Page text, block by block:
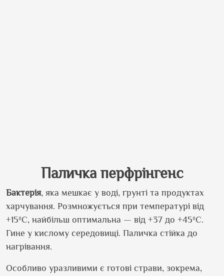
Паличка перфрінгенс
Бактерія, яка мешкає у воді, ґрунті та продуктах
харчування. Розмножується при температурі від
+15ºС, найбільш оптимальна — від +37 до +45ºС.
Гине у кислому середовищі. Паличка стійка до
нагрівання.
Особливо уразливими є готові страви, зокрема,